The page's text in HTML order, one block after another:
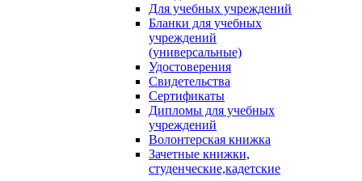
Для учебных учреждений
Бланки для учебных
учреждений
(универсальные)
Удостоверения
Свидетельства
Сертификаты
Дипломы для учебных
учреждений
Волонтерская книжка
Зачетные книжки,
студенческие,кадетские